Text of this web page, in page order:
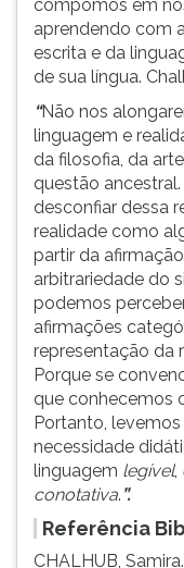
compomos em
aprendendo com
escrita e da
de sua língua.
“Não nos
linguagem e
da filosofia, da
questão
desconfiar dessa
realidade como
partir da
arbitrariedade do
podemos
afirmações
representação da
Porque se
que conhecemos
Portanto,
necessidade
linguagem legível,
conotativa. ”.
Referência
CHALHUB,